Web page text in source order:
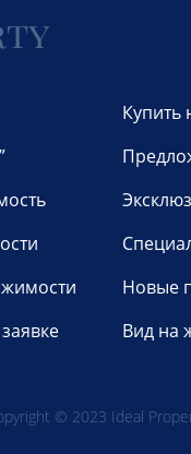
Купить
Новые
Вид на
© 2023 Ideal